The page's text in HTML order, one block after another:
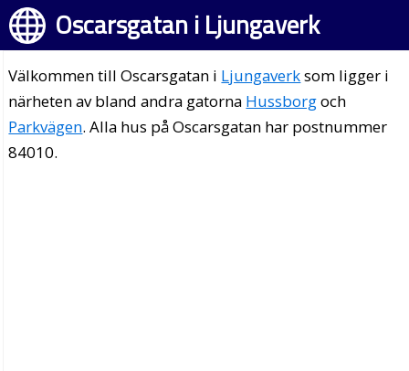
Oscarsgatan i Ljungaverk
Välkommen till Oscarsgatan i Ljungaverksom ligger i
närheten av bland andra gatorna Hussborgoch
Parkvägen. Alla hus på Oscarsgatan har postnummer
84010.